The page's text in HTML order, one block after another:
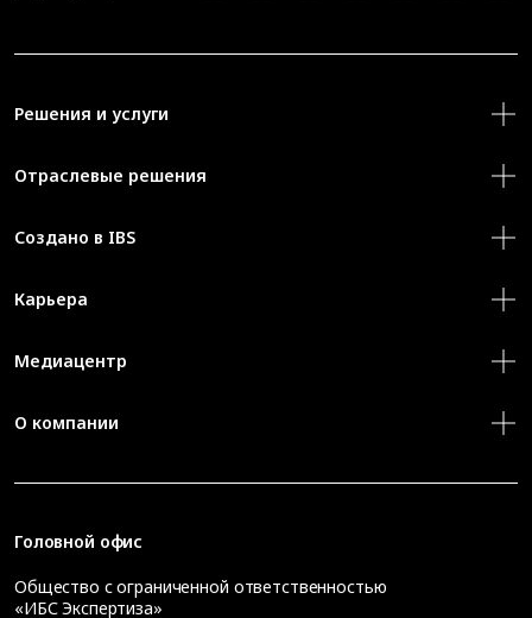
Решения и услуги
Отраслевые решения
Создано в IBS
Карьера
Медиацентр
О компании
Головной офис
Общество с ограниченной ответственностью
«ИБС Экспертиза»